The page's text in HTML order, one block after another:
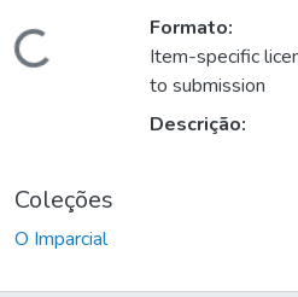
Carregando...
Formato:
Item-specific
to submission
Descrição:
Coleções
O Imparcial